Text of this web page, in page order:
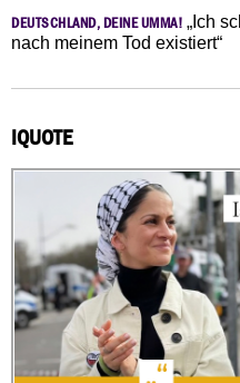
DEUTSCHLAND, DEINE UMMA! „Ich
nach meinem Tod existiert“
IQUOTE